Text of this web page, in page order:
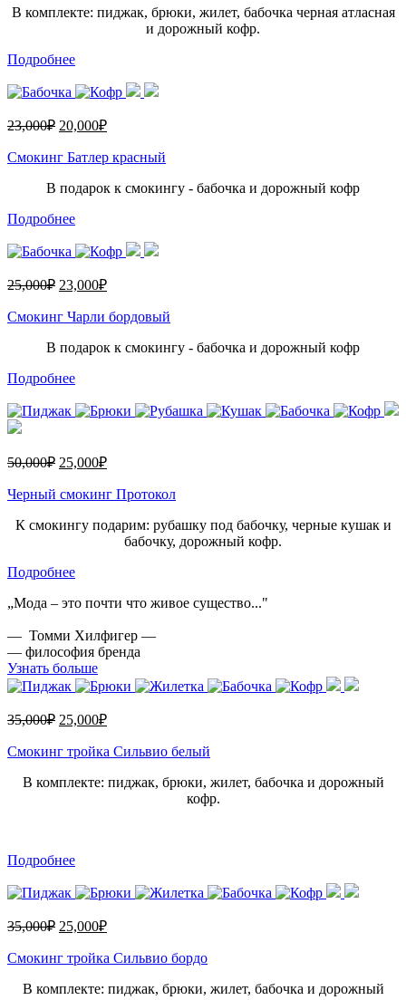
В комплекте: пиджак, брюки, жилет, бабочка черная атласная
и дорожный кофр.
Подробнее
23,000₽ 20,000₽
Смокинг Батлер красный
В подарок к смокингу - бабочка и дорожный кофр
Подробнее
25,000₽ 23,000₽
Смокинг Чарли бордовый
В подарок к смокингу - бабочка и дорожный кофр
Подробнее
50,000₽ 25,000₽
Черный смокинг Протокол
К смокингу подарим: рубашку под бабочку, черные кушак и
бабочку, дорожный кофр.
Подробнее
„Мода – это почти что живое существо..."
— Томми Хилфигер —
— философия бренда
Узнать больше
35,000₽ 25,000₽
Смокинг тройка Сильвио белый
В комплекте: пиджак, брюки, жилет, бабочка и дорожный
кофр.
Подробнее
35,000₽ 25,000₽
Смокинг тройка Сильвио бордо
В комплекте: пиджак, брюки, жилет, бабочка и дорожный